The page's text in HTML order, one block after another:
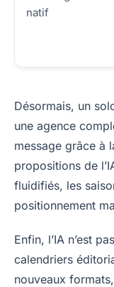
natif
Désormais, un
une agence
message grâce à
propositions de
fluidifiés, les
positionnement
Enfin, l’IA n’est
calendriers
nouveaux